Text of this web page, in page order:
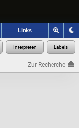
Links
Zur Recherche